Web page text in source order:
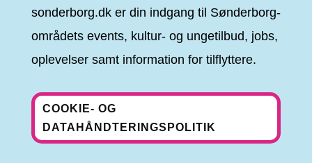
sonderborg.dk er din indgang til Sønderborg-
områdets events, kultur- og ungetilbud, jobs,
oplevelser samt information for tilflyttere.
COOKIE- OG
DATAHÅNDTERINGSPOLITIK